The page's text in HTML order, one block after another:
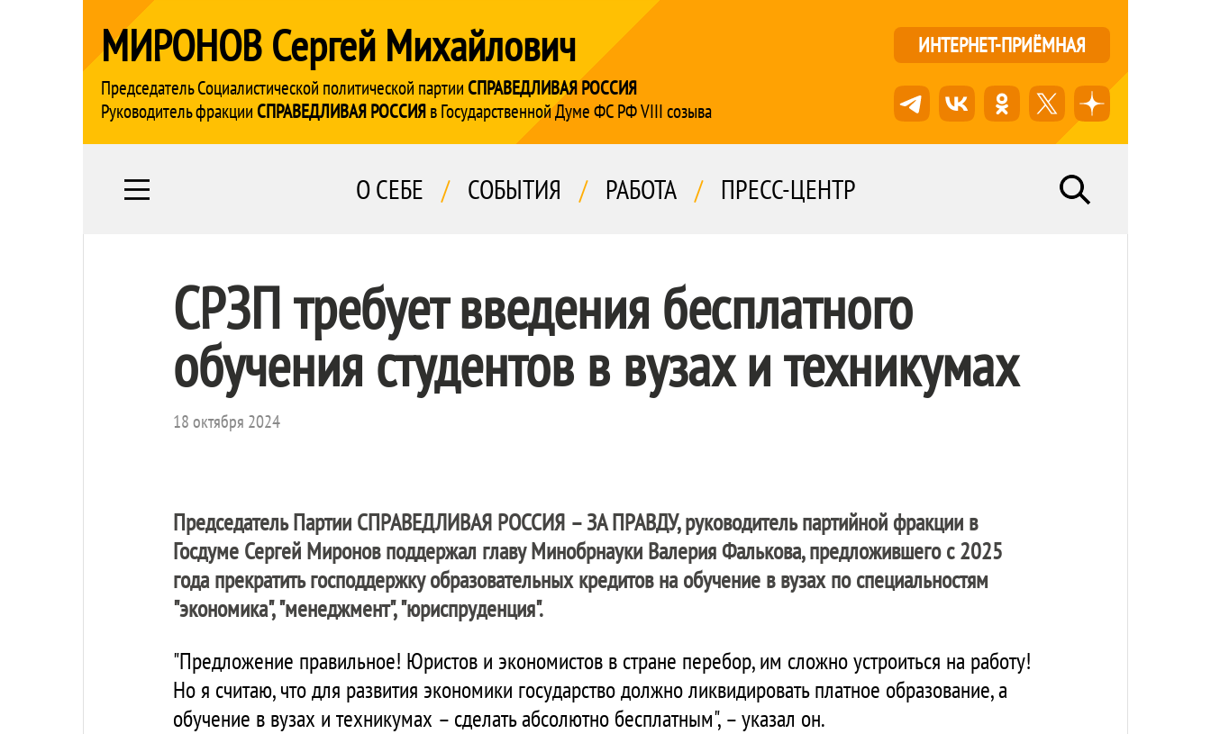
МИРОНОВ Сергей Михайлович
Председатель Социалистической политической партии СПРАВЕДЛИВАЯ РОССИЯ
Руководитель фракции СПРАВЕДЛИВАЯ РОССИЯв Государственной Думе ФС РФ VIII созыва
ИНТЕРНЕТ-ПРИЁМНАЯ
О СЕБЕ / СОБЫТИЯ / РАБОТА / ПРЕСС-ЦЕНТР
СРЗП требует введения бесплатного
обучения студентов в вузах и техникумах
18 октября 2024
Председатель Партии СПРАВЕДЛИВАЯ РОССИЯ – ЗА ПРАВДУ, руководитель партийной фракции в
Госдуме Сергей Миронов поддержал главу Минобрнауки Валерия Фалькова, предложившего с 2025
года прекратить господдержку образовательных кредитов на обучение в вузах по специальностям
"экономика", "менеджмент", "юриспруденция".
"Предложение правильное! Юристов и экономистов в стране перебор, им сложно устроиться на работу!
Но я считаю, что для развития экономики государство должно ликвидировать платное образование, а
обучение в вузах и техникумах – сделать абсолютно бесплатным", – указал он.